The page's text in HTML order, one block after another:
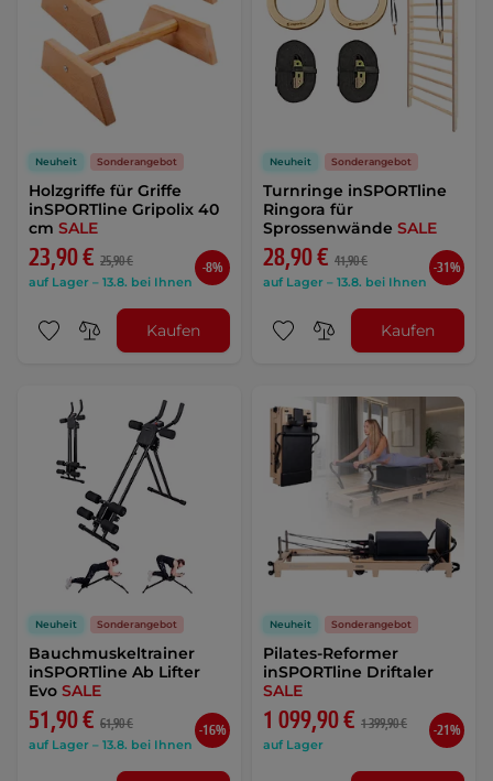
Neuheit Sonderangebot
Holzgriffe für Griffe
inSPORTline Gripolix 40
cm SALE
23,90 € 25,90 €
auf Lager – 13.8. bei Ihnen
-8%
Kaufen
Neuheit Sonderangebot
Turnringe inSPORTline
Ringora für
Sprossenwände SALE
28,90 € 41,90 €
auf Lager – 13.8. bei Ihnen
-31%
Kaufen
Neuheit Sonderangebot
Bauchmuskeltrainer
inSPORTline Ab Lifter
Evo SALE
51,90 € 61,90 €
auf Lager – 13.8. bei Ihnen
-16%
Neuheit Sonderangebot
Pilates-Reformer
inSPORTline Driftaler
SALE
1 099,90 € 1 399,90 €
auf Lager
-21%